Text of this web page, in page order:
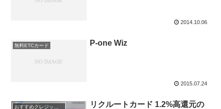
2014.10.06
無料ETCカード P-one Wiz
2015.07.24
リクルートカード 1.2%高還元の